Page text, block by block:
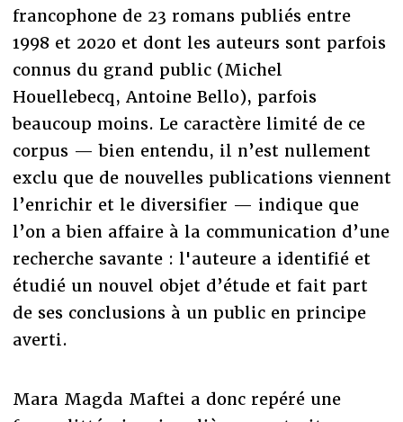
francophone de 23 romans publiés entre
1998 et 2020 et dont les auteurs sont parfois
connus du grand public (Michel
Houellebecq, Antoine Bello), parfois
beaucoup moins. Le caractère limité de ce
corpus — bien entendu, il n’est nullement
exclu que de nouvelles publications viennent
l’enrichir et le diversifier — indique que
l’on a bien affaire à la communication d’une
recherche savante : l'auteure a identifié et
étudié un nouvel objet d’étude et fait part
de ses conclusions à un public en principe
averti.
Mara Magda Maftei a donc repéré une